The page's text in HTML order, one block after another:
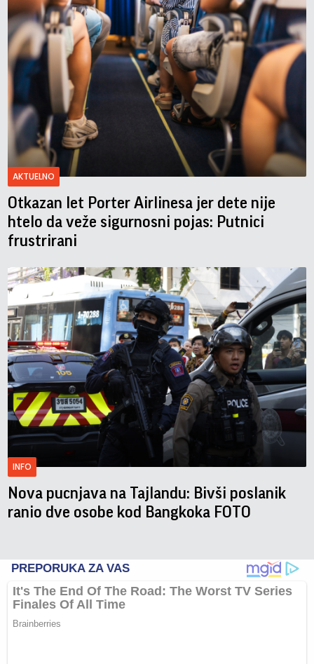
AKTUELNO
Otkazan let Porter Airlinesa jer dete nije
htelo da veže sigurnosni pojas: Putnici
frustrirani
INFO
Nova pucnjava na Tajlandu: Bivši poslanik
ranio dve osobe kod Bangkoka FOTO